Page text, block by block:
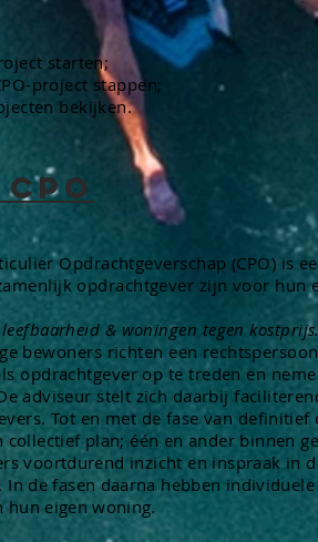
starten;
project stappen;
bekijken.
Opdrachtgeverschap (CPO) is
opdrachtgever zijn voor hun
& woningen tegen kostprijs.
bewoners richten een rechtspersoon
opdrachtgever op te treden en
adviseur stelt zich daarbij
Tot en met de fase van definitief
collectief plan; één en ander binnen
voortdurend inzicht en inspraak in
In de fasen daarna hebben
hun eigen woning.